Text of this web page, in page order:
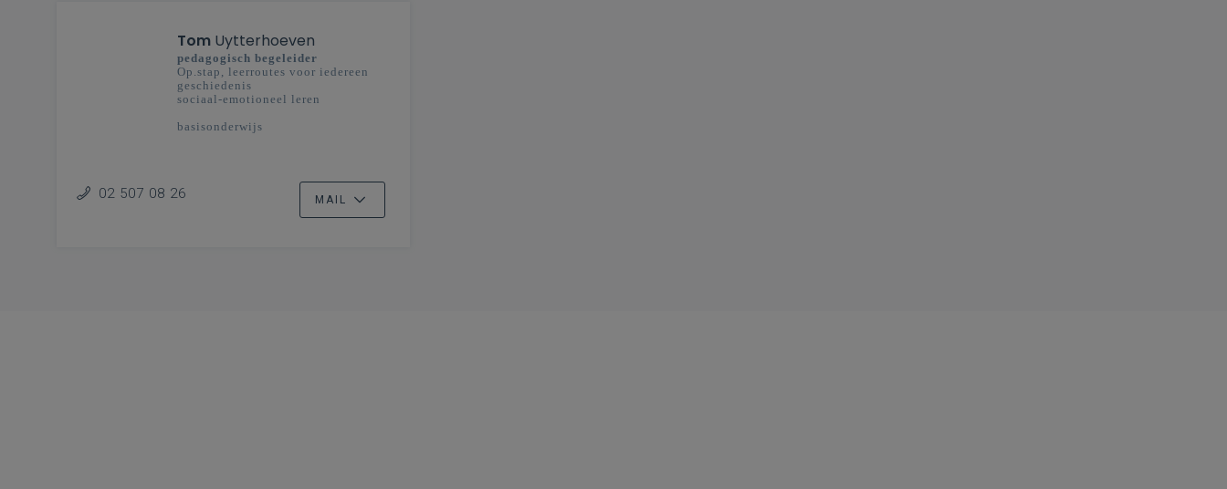
Tom Uytterhoeven
pedagogisch begeleider
Op.stap, leerroutes voor iedereen
geschiedenis
sociaal-emotioneel leren
basisonderwijs
02 507 08 26 MAIL